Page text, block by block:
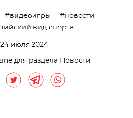
видеоигры
новости
вид спорта
24 июля 2024
для раздела Новости